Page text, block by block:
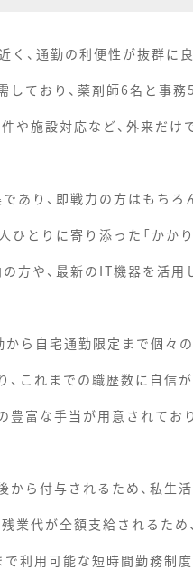
、通勤の利便性が抜群に
ており、薬剤師6名と事務
や施設対応など、外来だけ
あり、即戦力の方はもちろ
とりに寄り添った「かか
方や、最新のIT機器を活用
ら自宅通勤限定まで個々
これまでの職歴数に自信
富な手当が用意されてお
ら付与されるため、私生
業代が全額支給されるため
利用可能な短時間勤務制度